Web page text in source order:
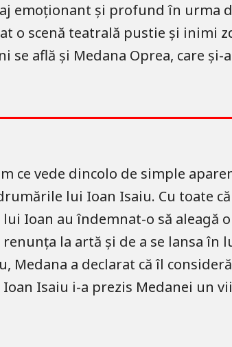
emoționant și profund în urma
o scenă teatrală pustie și inimi
se află și Medana Oprea, care
ce vede dincolo de simple
lui Ioan Isaiu. Cu toate
Ioan au îndemnat-o să aleagă o
la artă și de a se lansa în
a declarat că îl
Isaiu i-a prezis Medanei un